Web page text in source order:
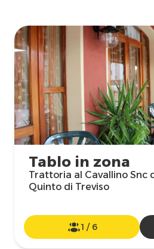
Tablo in zona
Trattoria al Cavallino Snc
Quinto di Treviso
1 / 6